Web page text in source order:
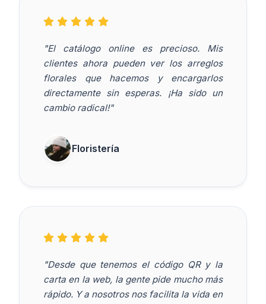
"El catálogo online es precioso. Mis
clientes ahora pueden ver los arreglos
florales que hacemos y encargarlos
directamente sin esperas. ¡Ha sido un
cambio radical!"
Floristería
"Desde que tenemos el código QR y la
carta en la web, la gente pide mucho más
rápido. Y a nosotros nos facilita la vida en